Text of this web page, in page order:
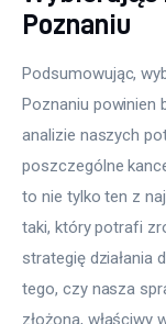
Poznaniu
Podsumowując,
Poznaniu powinien
analizie naszych
poszczególne
to nie tylko ten z
taki, który potrafi
strategię działania
tego, czy nasza
złożona, właściwy